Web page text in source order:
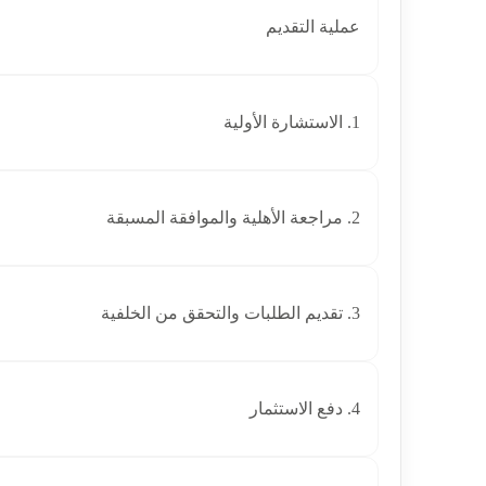
عملية التقديم
1. الاستشارة الأولية
2. مراجعة الأهلية والموافقة المسبقة
3. تقديم الطلبات والتحقق من الخلفية
4. دفع الاستثمار